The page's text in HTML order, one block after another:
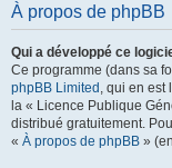
À propos de phpBB
Qui a développé ce
Ce programme (dans sa
phpBB Limited , qui en est
la « Licence Publique
distribué gratuitement.
« À propos de phpBB »